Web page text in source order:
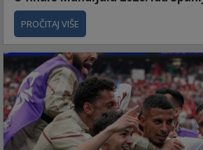
PROČITAJ VIŠE